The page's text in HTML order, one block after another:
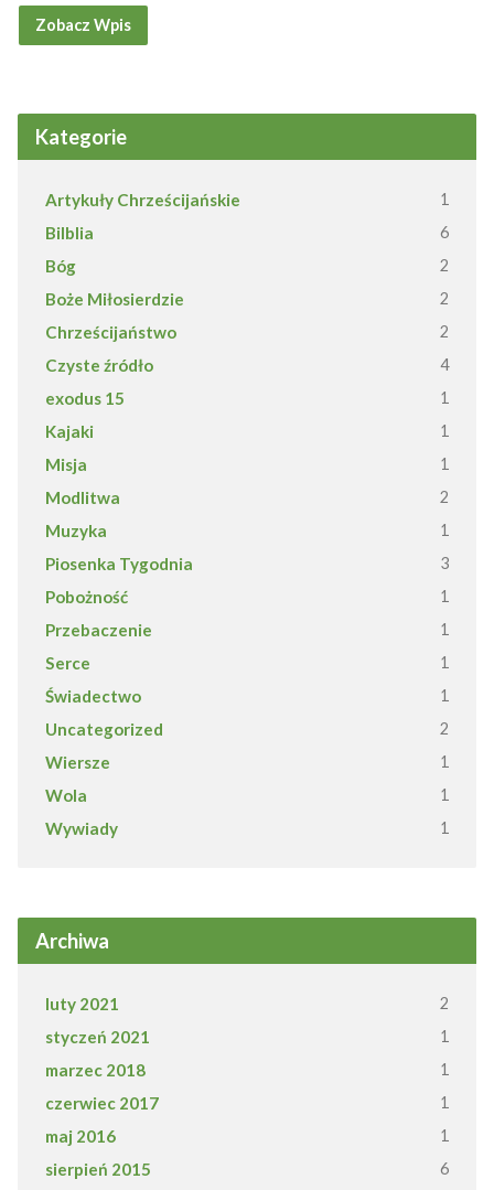
Zobacz Wpis
Kategorie
Artykuły Chrześcijańskie 1
Bilblia 6
Bóg 2
Boże Miłosierdzie 2
Chrześcijaństwo 2
Czyste źródło 4
exodus 15 1
Kajaki 1
Misja 1
Modlitwa 2
Muzyka 1
Piosenka Tygodnia 3
Pobożność 1
Przebaczenie 1
Serce 1
Świadectwo 1
Uncategorized 2
Wiersze 1
Wola 1
Wywiady 1
Archiwa
luty 2021 2
styczeń 2021 1
marzec 2018 1
czerwiec 2017 1
maj 2016 1
sierpień 2015 6